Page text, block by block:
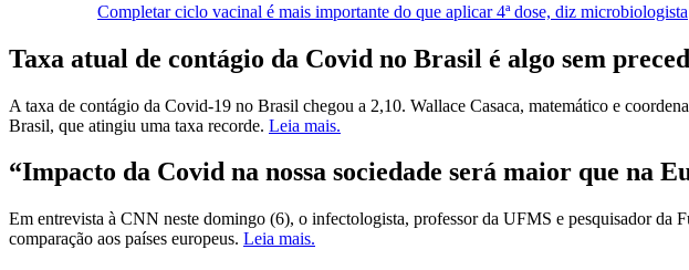
Completar ciclo vacinal é mais importante do que aplicar 4ª dose, diz microbiologista
Taxa atual de contágio da Covid no Brasil é algo sem
A taxa de contágio da Covid-19 no Brasil chegou a 2,10. Wallace Casaca, matemático e
Brasil, que atingiu uma taxa recorde. Leia mais.
“Impacto da Covid na nossa sociedade será maior que na
Em entrevista à CNN neste domingo (6), o infectologista, professor da UFMS e pesquisador
comparação aos países europeus. Leia mais.